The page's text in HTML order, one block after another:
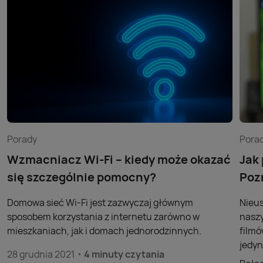
Porady
Wzmacniacz Wi-Fi – kiedy może okazać
się szczególnie pomocny?
Domowa sieć Wi-Fi jest zazwyczaj głównym
sposobem korzystania z internetu zarówno w
mieszkaniach, jak i domach jednorodzinnych.
28 grudnia 2021
4 minuty czytania
Jak